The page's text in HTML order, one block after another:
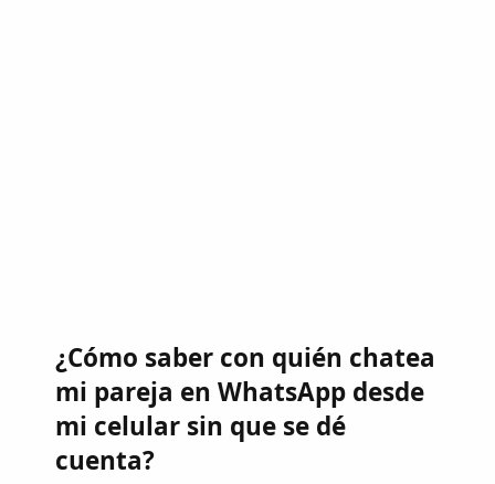
¿Cómo saber con quién chatea
mi pareja en WhatsApp desde
mi celular sin que se dé
cuenta?